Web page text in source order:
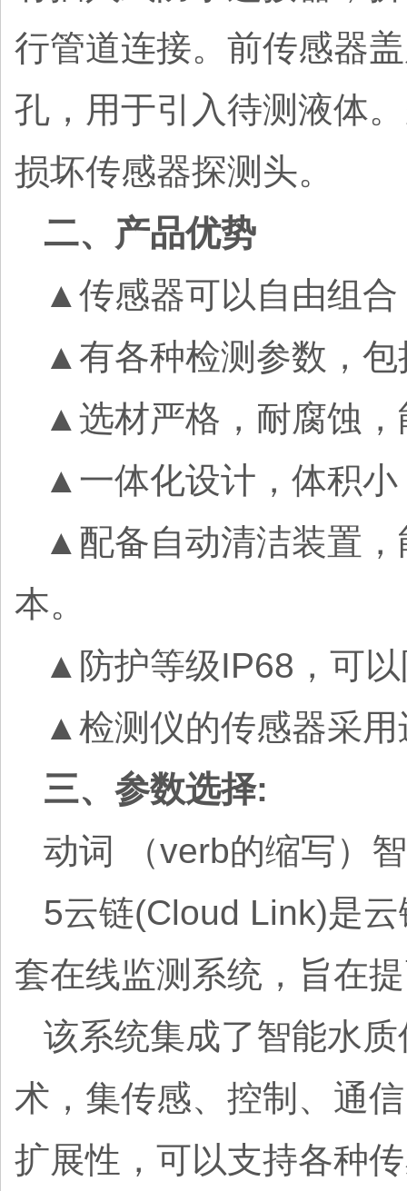
行管道连接。前传感器
孔，用于引入待测液体
损坏传感器探测头。
二、产品优势
▲传感器可以自由组
▲有各种检测参数，
▲选材严格，耐腐蚀
▲一体化设计，体积
▲配备自动清洁装置
本。
▲防护等级IP68，可
▲检测仪的传感器采
三、参数选择:
动词 （verb的缩写）
5云链(Cloud Link)是
套在线监测系统，旨在
该系统集成了智能水
术，集传感、控制、通
扩展性，可以支持各种